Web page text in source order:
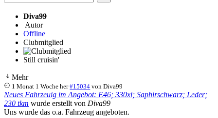
Diva99
Autor
Offline
Clubmitglied
Still cruisin'
Mehr
1 Monat 1 Woche her #15034 vonDiva99
Neues Fahrzeuig im Angebot: E46; 330xi; Saphirschwarz; Leder;
230 tkm wurde erstellt von Diva99
Uns wurde das o.a. Fahrzeug angeboten.